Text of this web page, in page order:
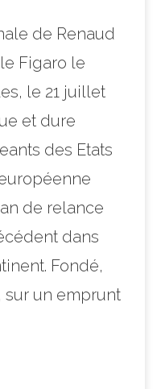
de Renaud
Figaro le
le 21 juillet
et dure
des Etats
de relance
dans
Fondé,
sur un emprunt